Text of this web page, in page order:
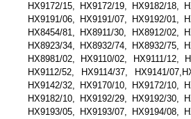
HX9172/15, HX9172/19, HX9182/18,
HX9191/06, HX9191/07, HX9192/01,
HX8454/81, HX8911/30, HX8912/02,
HX8923/34, HX8932/74, HX8932/75,
HX8981/02, HX9110/02, HX9111/12,
HX9112/52, HX9114/37, HX9141/
HX9142/32, HX9170/10, HX9172/10,
HX9182/10, HX9192/29, HX9192/30,
HX9193/05, HX9193/07, HX9194/08,